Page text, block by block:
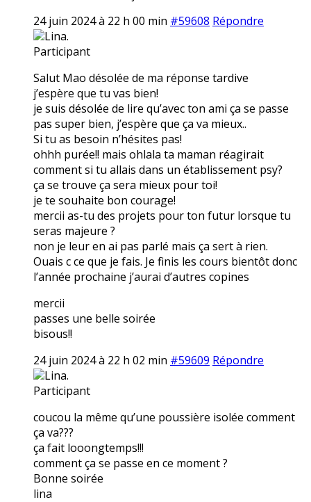
24 juin 2024 à 22 h 00 min #59608 Répondre
Lina.
Participant
Salut Mao désolée de ma réponse tardive
j’espère que tu vas bien!
je suis désolée de lire qu’avec ton ami ça se passe
pas super bien, j’espère que ça va mieux..
Si tu as besoin n’hésites pas!
ohhh purée!! mais ohlala ta maman réagirait
comment si tu allais dans un établissement psy?
ça se trouve ça sera mieux pour toi!
je te souhaite bon courage!
mercii as-tu des projets pour ton futur lorsque tu
seras majeure ?
non je leur en ai pas parlé mais ça sert à rien.
Ouais c ce que je fais. Je finis les cours bientôt donc
l’année prochaine j’aurai d’autres copines
mercii
passes une belle soirée
bisous!!
24 juin 2024 à 22 h 02 min #59609 Répondre
Lina.
Participant
coucou la même qu’une poussière isolée comment
ça va???
ça fait looongtemps!!!
comment ça se passe en ce moment ?
Bonne soirée
lina